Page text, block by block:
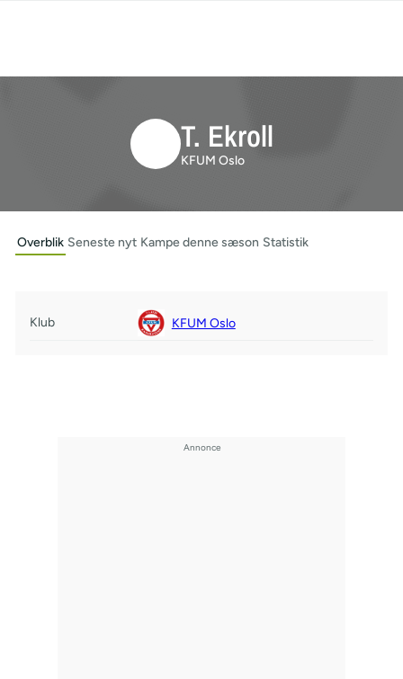
T. Ekroll
KFUM Oslo
Overblik Seneste nyt Kampe denne sæson Statistik
Klub KFUM Oslo